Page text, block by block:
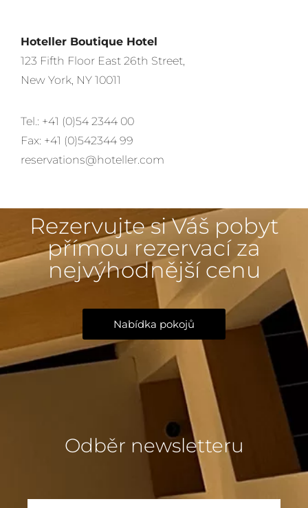
Hoteller Boutique Hotel
123 Fifth Floor East 26th Street,
New York, NY 10011
Tel.: +41 (0)54 2344 00
Fax: +41 (0)542344 99
reservations@hoteller.com
Rezervujte si Váš pobyt
přímou rezervací za
nejvýhodnější cenu
Nabídka pokojů
Odběr newsletteru